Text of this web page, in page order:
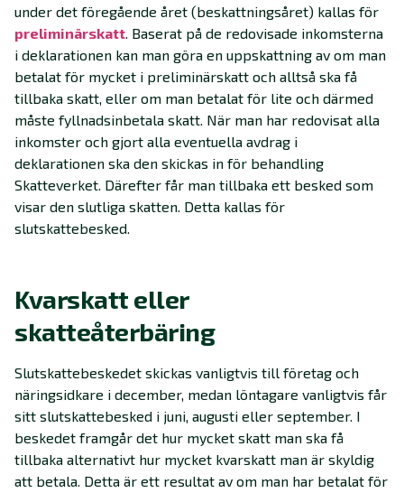
under det föregående året (beskattningsåret) kallas för
preliminärskatt. Baserat på de redovisade inkomsterna
i deklarationen kan man göra en uppskattning av om man
betalat för mycket i preliminärskatt och alltså ska få
tillbaka skatt, eller om man betalat för lite och därmed
måste fyllnadsinbetala skatt. När man har redovisat alla
inkomster och gjort alla eventuella avdrag i
deklarationen ska den skickas in för behandling
Skatteverket. Därefter får man tillbaka ett besked som
visar den slutliga skatten. Detta kallas för
slutskattebesked.
Kvarskatt eller
skatteåterbäring
Slutskattebeskedet skickas vanligtvis till företag och
näringsidkare i december, medan löntagare vanligtvis får
sitt slutskattebesked i juni, augusti eller september. I
beskedet framgår det hur mycket skatt man ska få
tillbaka alternativt hur mycket kvarskatt man är skyldig
att betala. Detta är ett resultat av om man har betalat för